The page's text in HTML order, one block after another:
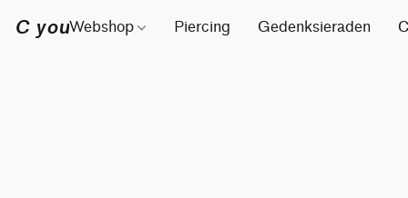
C youWebshop Piercing Gedenksieraden